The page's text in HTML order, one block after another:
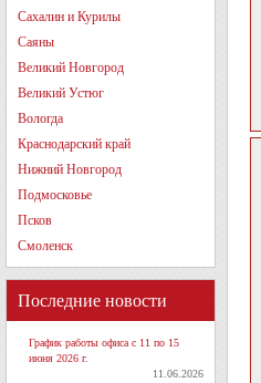
Сахалин и Курилы
Саяны
Великий Новгород
Великий Устюг
Вологда
Краснодарский край
Нижний Новгород
Подмосковье
Псков
Смоленск
Последние новости
График работы офиса с 11 по 15
июня 2026 г.
11.06.2026